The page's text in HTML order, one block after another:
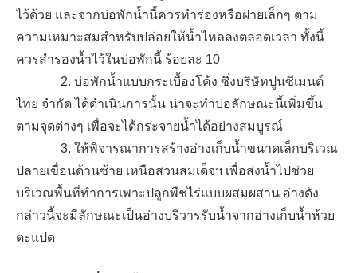
ไว้ด้วย และจากบ่อพักน้ำนี้ควรทำร่องหรือฝายเล็กๆ ตาม
ความเหมาะสมสำหรับปล่อยให้น้ำไหลลงตลอดเวลา ทั้งนี้
ควรสำรองน้ำไว้ในบ่อพักนี้ ร้อยละ 10
2. บ่อพักน้ำแบบกระเบื้องโค้ง ซึ่งบริษัทปูนซีเมนต์
ไทย จำกัด ได้ดำเนินการนั้น น่าจะทำบ่อลักษณะนี้เพิ่มขึ้น
ตามจุดต่างๆ เพื่อจะได้กระจายน้ำได้อย่างสมบูรณ์
3. ให้พิจารณาการสร้างอ่างเก็บน้ำขนาดเล็กบริเวณ
ปลายเขื่อนด้านซ้าย เหนือสวนสมเด็จฯ เพื่อส่งน้ำไปช่วย
บริเวณพื้นที่ทำการเพาะปลูกพืชไร่แบบผสมผสาน อ่างดัง
กล่าวนี้จะมีลักษณะเป็นอ่างบริวารรับน้ำจากอ่างเก็บน้ำห้วย
ตะแปด